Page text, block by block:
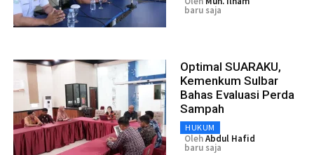
baru saja
Optimal SUARAKU,
Kemenkum Sulbar
Bahas Evaluasi Perda
Sampah
HUKUM
OlehAbdul Hafid
baru saja